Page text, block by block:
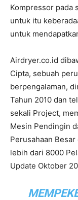
Kompressor pada
untuk itu
untuk
Airdryer.co.id
Cipta, sebuah
berpengalaman,
Tahun 2010 dan
sekali Project,
Mesin Pendingin
Perusahaan
lebih dari 8000
Update Oktober